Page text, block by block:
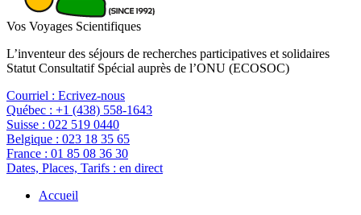
Vos Voyages Scientifiques
L’inventeur des séjours de recherches participatives et solidaires
Statut Consultatif Spécial auprès de l’ONU (ECOSOC)
Courriel : Ecrivez-nous
Québec : +1 (438) 558-1643
Suisse : 022 519 0440
Belgique : 023 18 35 65
France : 01 85 08 36 30
Dates, Places, Tarifs : en direct
Accueil